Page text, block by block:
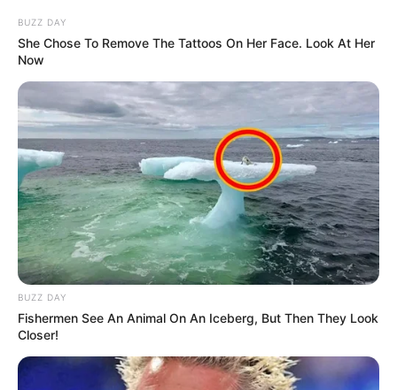
Más información:Emergencia invernal en Bello: más de
BUZZ DAY
She Chose To Remove The Tattoos On Her Face. Look At Her
Now
BUZZ DAY
Fishermen See An Animal On An Iceberg, But Then They Look
Closer!